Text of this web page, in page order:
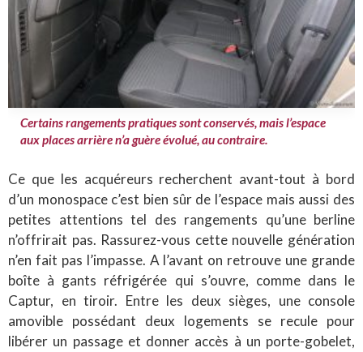
Certains rangements pratiques sont conservés, mais l’espace
aux places arrière n’a guère évolué, au contraire.
Ce que les acquéreurs recherchent avant-tout à bord
d’un monospace c’est bien sûr de l’espace mais aussi des
petites attentions tel des rangements qu’une berline
n’offrirait pas. Rassurez-vous cette nouvelle génération
n’en fait pas l’impasse. A l’avant on retrouve une grande
boîte à gants réfrigérée qui s’ouvre, comme dans le
Captur, en tiroir. Entre les deux sièges, une console
amovible possédant deux logements se recule pour
libérer un passage et donner accès à un porte-gobelet,